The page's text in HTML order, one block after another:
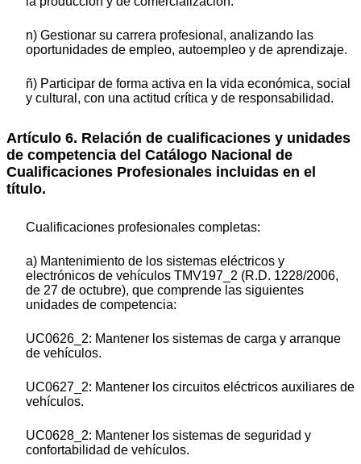
n) Gestionar su carrera profesional, analizando las
oportunidades de empleo, autoempleo y de aprendizaje.
ñ) Participar de forma activa en la vida económica, social
y cultural, con una actitud crítica y de responsabilidad.
Artículo 6. Relación de cualificaciones y unidades
de competencia del Catálogo Nacional de
Cualificaciones Profesionales incluidas en el
título.
Cualificaciones profesionales completas:
a) Mantenimiento de los sistemas eléctricos y
electrónicos de vehículos TMV197_2 (R.D. 1228/2006,
de 27 de octubre), que comprende las siguientes
unidades de competencia:
UC0626_2: Mantener los sistemas de carga y arranque
de vehículos.
UC0627_2: Mantener los circuitos eléctricos auxiliares de
vehículos.
UC0628_2: Mantener los sistemas de seguridad y
confortabilidad de vehículos.